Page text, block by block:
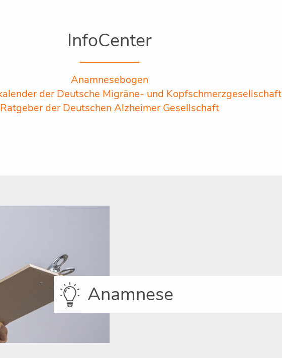
InfoCenter
Anamnesebogen
der Deutsche Migräne- und Kopfschmerzgesellschaft
Ratgeber der Deutschen Alzheimer Gesellschaft
Anamnese